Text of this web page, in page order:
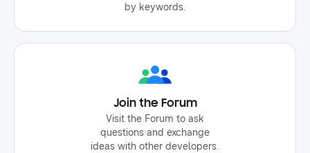
기 위해 물리적 경험을 향상하는 디지털 기술을 만
자 제품에 탑재된 소프트웨어 기술인 스마트싱스,
성전자의 소프트웨어 개발 문화인 사내 fa, 오픈소
대한 발표가 진행되었습니다. samsung software
developer conference 2022: session 세션에는 삼
성전자의 직원뿐만 아니라 현업 ceo의 발표도 진행
by keywords.
Join the Forum
Visit the Forum to ask
questions and exchange
ideas with other developers.